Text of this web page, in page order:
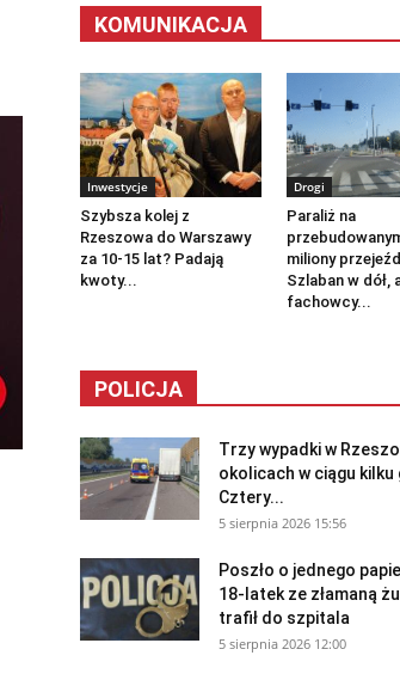
KOMUNIKACJA
Inwestycje
Szybsza kolej z
Rzeszowa do Warszawy
za 10-15 lat? Padają
kwoty...
Drogi
Paraliż na
miliony
Szlaban w dół,
fachowcy...
POLICJA
Trzy wypadki w
okolicach w ciągu kilku
Cztery...
5 sierpnia 2026 15:56
Poszło o jednego
18-latek ze złamaną
trafił do szpitala
5 sierpnia 2026 12:00